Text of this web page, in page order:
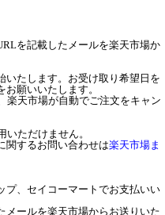
を記載したメールを楽天市場か
いたします。お受け取り希望日を
願いいたします。
楽天市場が自動でご注文をキャン
ただけません。
関するお問い合わせは楽天市場ま
プ、セイコーマートでお支払いい
メールを楽天市場からお送りいた